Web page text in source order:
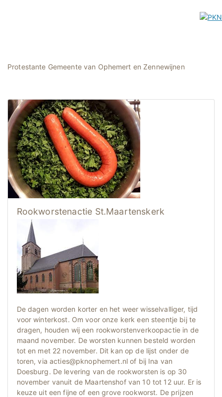
Protestante Gemeente van Ophemert en Zennewijnen
Rookworstenactie St.Maartenskerk
De dagen worden korter en het weer wisselvalliger, tijd
voor winterkost. Om voor onze kerk een steentje bij te
dragen, houden wij een rookworstenverkoopactie in de
maand november. De worsten kunnen besteld worden
tot en met 22 november. Dit kan op de lijst onder de
toren, via acties@pknophemert.nl of bij Ina van
Doesburg. De levering van de rookworsten is op 30
november vanuit de Maartenshof van 10 tot 12 uur. Er is
keuze uit een fijne of een grove rookworst. De prijzen